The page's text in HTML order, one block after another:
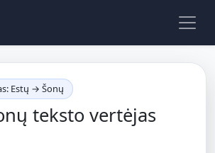
Estų → Šonų
teksto vertėjas